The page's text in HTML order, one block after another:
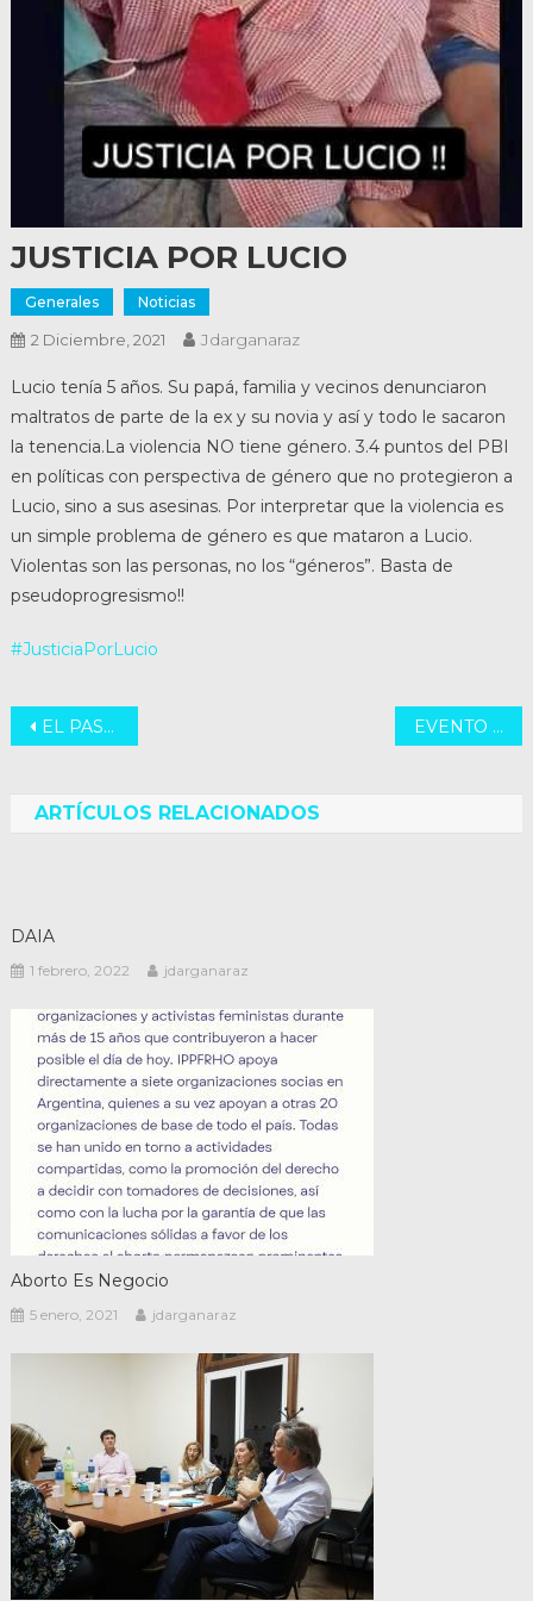
JUSTICIA POR LUCIO
Generales Noticias
2 Diciembre, 2021 Jdarganaraz
Lucio tenía 5 años. Su papá, familia y vecinos denunciaron
maltratos de parte de la ex y su novia y así y todo le sacaron
la tenencia.La violencia NO tiene género. 3.4 puntos del PBI
en políticas con perspectiva de género que no protegieron a
Lucio, sino a sus asesinas. Por interpretar que la violencia es
un simple problema de género es que mataron a Lucio.
Violentas son las personas, no los “géneros”. Basta de
pseudoprogresismo!!
#JusticiaPorLucio
Navegación
entradas
EL PASE SANITARIO ES INCONSTITUCIONAL EVENTO DE JANUKA
ARTÍCULOS RELACIONADOS
DAIA
1 febrero, 2022 jdarganaraz
Aborto Es Negocio
5 enero, 2021 jdarganaraz